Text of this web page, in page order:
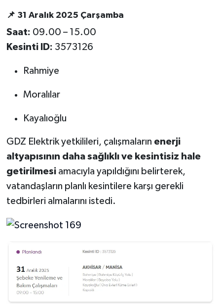
📌 31 Aralık 2025 Çarşamba
Saat: 09.00 – 15.00
Kesinti ID: 3573126
Rahmiye
Moralılar
Kayalıoğlu
GDZ Elektrik yetkilileri, çalışmaların enerji
altyapısının daha sağlıklı ve kesintisiz hale
getirilmesiamacıyla yapıldığını belirterek,
vatandaşların planlı kesintilere karşı gerekli
tedbirleri almalarını istedi.